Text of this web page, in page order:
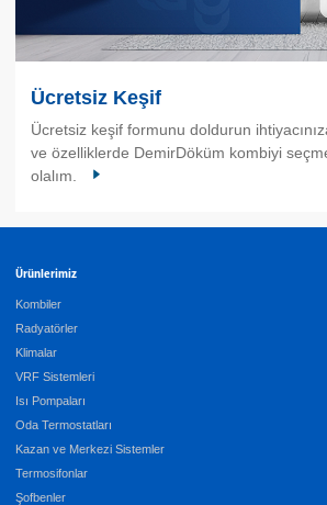
Ücretsiz Keşif
Ücretsiz keşif formunu doldurun
ve özelliklerde DemirDöküm kombiyi
olalım.
Ürünlerimiz
Kombiler
Radyatörler
Klimalar
VRF Sistemleri
Isı Pompaları
Oda Termostatları
Kazan ve Merkezi Sistemler
Termosifonlar
Şofbenler